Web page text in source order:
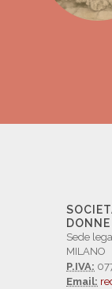
Sede
MILANO
P.IVA:
Email: